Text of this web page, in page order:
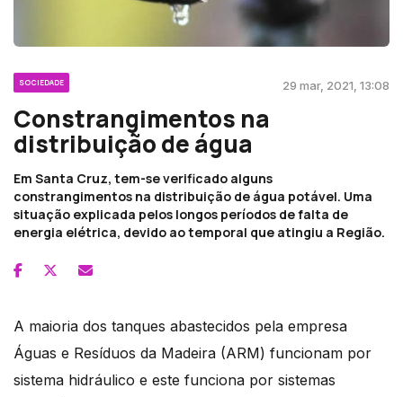
SOCIEDADE 29 mar, 2021, 13:08
Constrangimentos na
distribuição de água
Em Santa Cruz, tem-se verificado alguns
constrangimentos na distribuição de água potável. Uma
situação explicada pelos longos períodos de falta de
energia elétrica, devido ao temporal que atingiu a Região.
A maioria dos tanques abastecidos pela empresa
Águas e Resíduos da Madeira (ARM) funcionam por
sistema hidráulico e este funciona por sistemas